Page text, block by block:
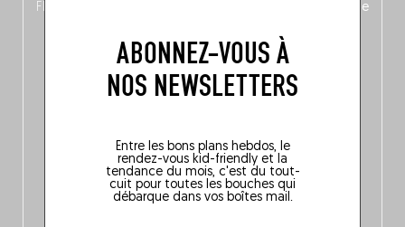
ABONNEZ-VOUS À
NOS NEWSLETTERS
Entre les bons plans hebdos, le
rendez-vous kid-friendly et la
tendance du mois, c'est du tout-
cuit pour toutes les bouches qui
débarque dans vos boîtes mail.
Flandre, à Bruxelles et en Wallonie, ainsi qu’
un palmarès de